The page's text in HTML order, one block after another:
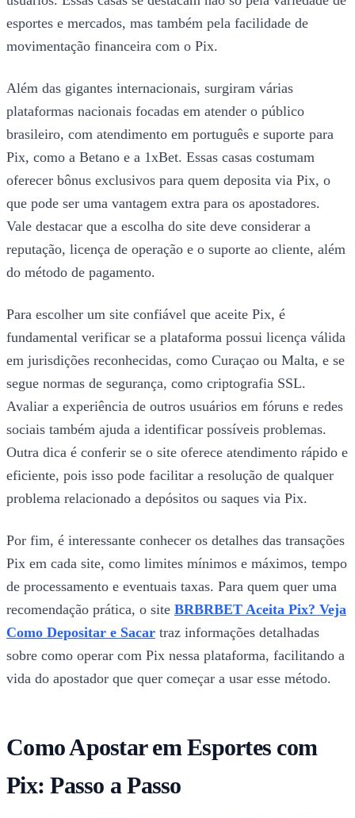
esportes e mercados, mas também pela facilidade de
movimentação financeira com o Pix.
Além das gigantes internacionais, surgiram várias
plataformas nacionais focadas em atender o público
brasileiro, com atendimento em português e suporte para
Pix, como a Betano e a 1xBet. Essas casas costumam
oferecer bônus exclusivos para quem deposita via Pix, o
que pode ser uma vantagem extra para os apostadores.
Vale destacar que a escolha do site deve considerar a
reputação, licença de operação e o suporte ao cliente, além
do método de pagamento.
Para escolher um site confiável que aceite Pix, é
fundamental verificar se a plataforma possui licença válida
em jurisdições reconhecidas, como Curaçao ou Malta, e se
segue normas de segurança, como criptografia SSL.
Avaliar a experiência de outros usuários em fóruns e redes
sociais também ajuda a identificar possíveis problemas.
Outra dica é conferir se o site oferece atendimento rápido e
eficiente, pois isso pode facilitar a resolução de qualquer
problema relacionado a depósitos ou saques via Pix.
Por fim, é interessante conhecer os detalhes das transações
Pix em cada site, como limites mínimos e máximos, tempo
de processamento e eventuais taxas. Para quem quer uma
recomendação prática, o site BRBRBET Aceita Pix? Veja
Como Depositar e Sacar traz informações detalhadas
sobre como operar com Pix nessa plataforma, facilitando a
vida do apostador que quer começar a usar esse método.
Como Apostar em Esportes com
Pix: Passo a Passo